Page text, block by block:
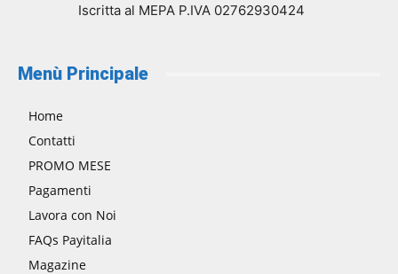
Iscritta al MEPA P.IVA 02762930424
Menù Principale
Home
Contatti
PROMO MESE
Pagamenti
Lavora con Noi
FAQs Payitalia
Magazine